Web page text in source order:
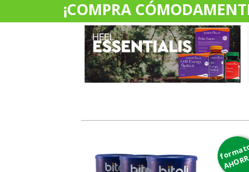
¡COMPRA